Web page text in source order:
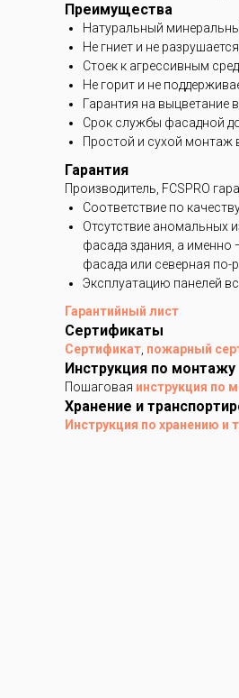
Преимущества
Натуральный
Не гниет и не
Стоек к агрессивным
Не горит и не
Гарантия на выцветание
Срок службы фасадной
Простой и сухой монтаж
Гарантия
Производитель, FCSPRO
Соответствие по
Отсутствие аномальных
фасада здания, а именно
фасада или северная по-
Эксплуатацию панелей
Гарантийный лист
Сертификаты
Сертификат, пожарный
Инструкция по монтажу
Пошаговая инструкция по
Хранение и
Инструкция по хранению и